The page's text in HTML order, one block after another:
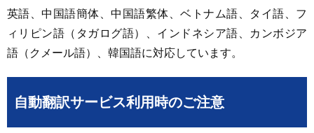
英語、中国語簡体、中国語繁体、ベトナム語、タイ語、フ
ィリピン語（タガログ語）、インドネシア語、カンボジア
語（クメール語）、韓国語に対応しています。
自動翻訳サービス利用時のご注意